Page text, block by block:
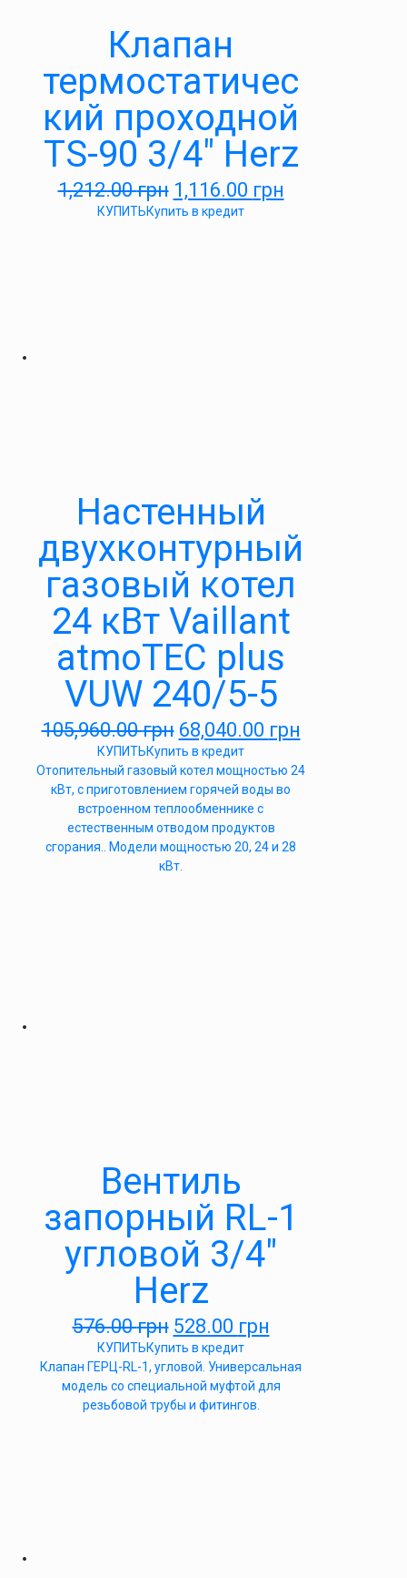
Клапан
термостатичес
кий проходной
TS-90 3/4″ Herz
1,212.00грн 1,116.00 грн
КУПИТЬКупить в кредит
Настенный
двухконтурный
газовый котел
24 кВт Vaillant
atmoTEC plus
VUW 240/5-5
105,960.00грн 68,040.00 грн
КУПИТЬКупить в кредит
Отопительный газовый котел мощностью 24
кВт, с приготовлением горячей воды во
встроенном теплообменнике с
естественным отводом продуктов
сгорания.. Модели мощностью 20, 24 и 28
кВт.
Вентиль
запорный RL-1
угловой 3/4″
Herz
576.00грн 528.00 грн
КУПИТЬКупить в кредит
Клапан ГЕРЦ-RL-1, угловой. Универсальная
модель со специальной муфтой для
резьбовой трубы и фитингов.